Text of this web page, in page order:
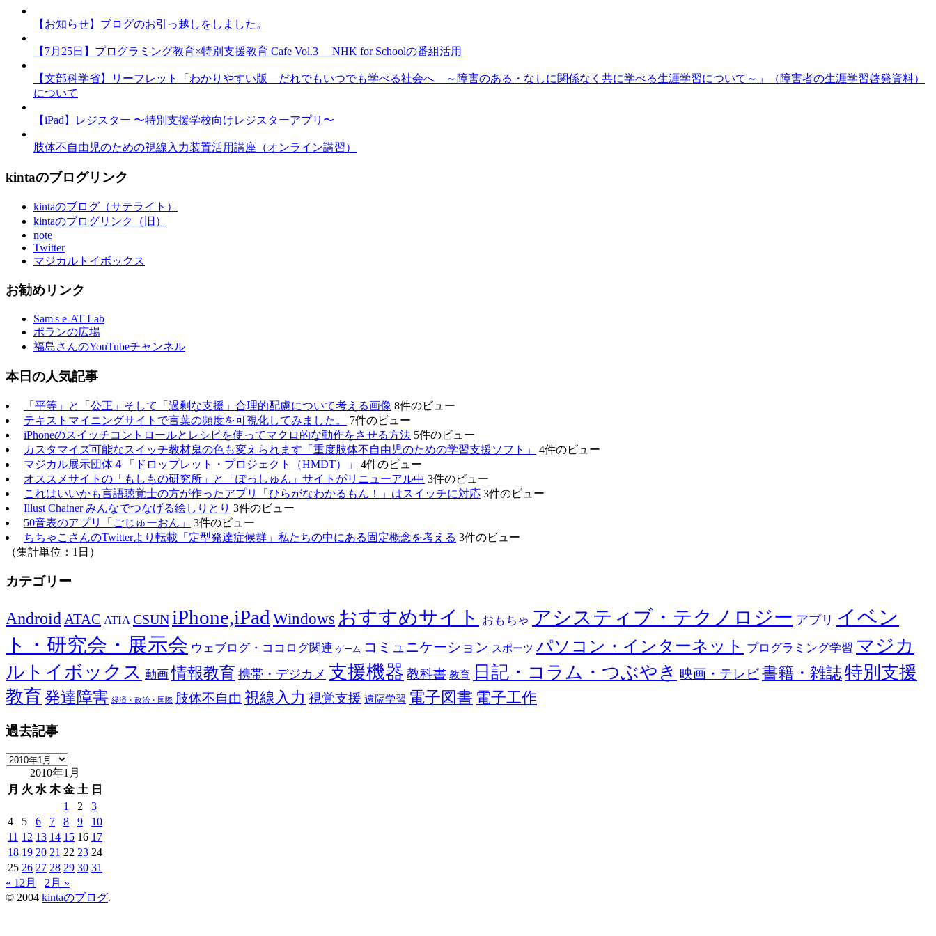
【お知らせ】ブログのお引っ越しをしました。
【7月25日】プログラミング教育×特別支援教育 Cafe Vol.3 NHK for Schoolの番組活用
【文部科学省】リーフレット「わかりやすい版 だれでもいつでも学べる社会へ ～障害のある・なしに関係なく共に学べる生涯学習について～」（障害者の生涯学習啓発資料）
について
【iPad】レジスター 〜特別支援学校向けレジスターアプリ〜
肢体不自由児のための視線入力装置活用講座（オンライン講習）
kintaのブログリンク
kintaのブログ（サテライト）
kintaのブログリンク（旧）
note
Twitter
マジカルトイボックス
お勧めリンク
Sam's e-AT Lab
ポランの広場
福島さんのYouTubeチャンネル
本日の人気記事
「平等」と「公正」そして「過剰な支援」合理的配慮について考える画像 8件のビュー
テキストマイニングサイトで言葉の頻度を可視化してみました。
7件のビュー
iPhoneのスイッチコントロールとレシピを使ってマクロ的な動作をさせる方法 5件のビュー
カスタマイズ可能なスイッチ教材鬼の色も変えられます「重度肢体不自由児のための学習支援ソフト」
4件のビュー
マジカル展示団体４「ドロップレット・プロジェクト（HMDT）」
4件のビュー
オススメサイトの「もしもの研究所」と「ぽっしゅん」サイトがリニューアル中 3件のビュー
これはいいかも言語聴覚士の方が作ったアプリ「ひらがなわかるもん！」はスイッチに対応 3件のビュー
Illust Chainer みんなでつなげる絵しりとり 3件のビュー
50音表のアプリ「ごじゅーおん」
3件のビュー
ちちゃこさんのTwitterより転載「定型発達症候群」私たちの中にある固定概念を考える 3件のビュー
（集計単位：1日）
カテゴリー
Android ATAC ATIA CSUN iPhone,iPad Windows おすすめサイト おもちゃ アシスティブ・テクノロジー アプリ イベン
ト・研究会・展示会 ウェブログ・ココログ関連 ゲーム コミュニケーション スポーツ パソコン・インターネット プログラミング学習 マジカ
ルトイボックス 動画 情報教育 携帯・デジカメ 支援機器 教科書 教育 日記・コラム・つぶやき 映画・テレビ書籍・雑誌特別支援
教育発達障害 経済・政治・国際 肢体不自由 視線入力 視覚支援 遠隔学習 電子図書 電子工作
過去記事
過
記
2010年1月
月 火 水 木 金 土 日
1
2
3
4
5 6 7 8 9
10
11 12 13 14 15 16 17
18 19 20 21 22 23 24
25 26 27 28 29 30 31
« 12月
2月 »
© 2004 kintaのブログ.